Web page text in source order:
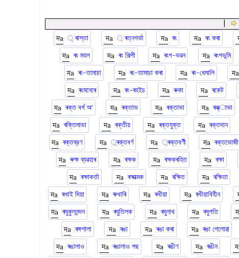
্ ৰাস্তা ্ ৰত্নগর্ভা ৰং ৰং কৰা
ৰং মহল
ৰং শিল্পী ৰংগ-ভৱন ৰংগভূমি
ৰং-তামাচা
ৰং-তামাচা কৰা ৰং-ধেমালি
ৰংমনেৰে
ৰং-ৰহইচ ৰুকা ৰকেট
ৰক্ত বর্গ অʼ
ৰক্তাভ ৰক্তাভা ৰক্ত্াভা
ৰক্তিমাভা
ৰক্তীয় ৰক্তযুক্ত ৰক্তদান
ৰক্তব্রণ
্ৰক্তবর্ণ ্ৰক্তবর্ণী ৰক্তভোজী
ৰুক্ষ ব্যৱহাৰ
ৰক্ষক ৰক্ষকৰহিত ৰক্ষা
ৰক্ষাকর্তা
ৰক্ষাত্মক ৰক্ষিত ৰক্ষিতা
ৰখাই দিয়া
ৰুখাৰি ৰখীয়া ৰখীয়াবিহীন
ৰঘুকুলনন্দন
ৰঘুতিলক ৰঘুনাথ ৰঘুপতি
ৰঙ্গশালা
ৰঙা ৰঙা কৰা ৰঙা পেলোৱা
ৰঙালাও
ৰঙালাও গছ ৰঙীণ ৰঙীন